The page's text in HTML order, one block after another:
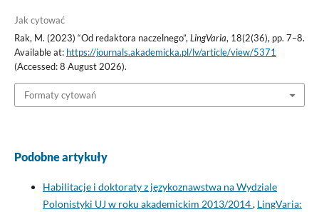
Jak cytować
Rak, M. (2023) “Od redaktora naczelnego”, LingVaria, 18(2(36), pp. 7–8.
Available at: https://journals.akademicka.pl/lv/article/view/5371
(Accessed: 8 August 2026).
Formaty cytowań
Podobne artykuły
Habilitacje i doktoraty z językoznawstwa na Wydziale
Polonistyki UJ w roku akademickim 2013/2014, LingVaria: